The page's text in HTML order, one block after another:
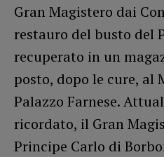
Gran Magistero dai
restauro del busto del
recuperato in un
posto, dopo le cure, al
Palazzo Farnese.
ricordato, il Gran
Principe Carlo di